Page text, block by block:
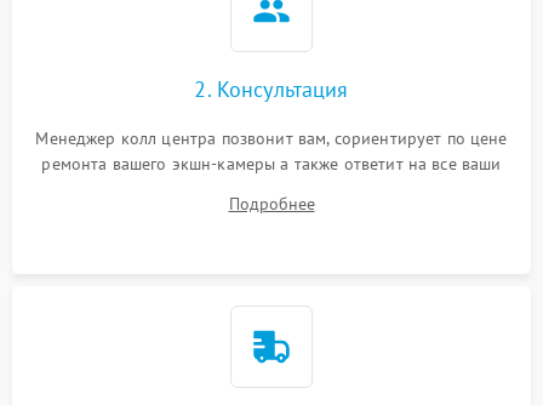
2. Консультация
Менеджер колл центра позвонит вам, сориентирует по цене
ремонта вашего экшн-камеры а также ответит на все ваши
Подробнее